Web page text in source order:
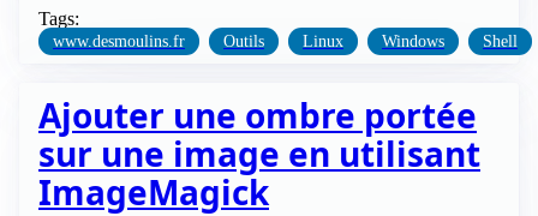
Tags:
www.desmoulins.fr Outils Linux Windows Shell
Ajouter une ombre portée
sur une image en utilisant
ImageMagick